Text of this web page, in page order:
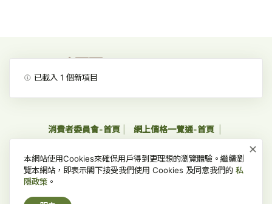
消費者委員會-首頁
網上價格一覽通-首頁
免責、版權及無障礙聲明
常見問題
已載入1 個新項目
本網站使用Cookies來確保用戶得到更理想的瀏覽體驗。繼續瀏
覽本網站，即表示閣下接受我們使用 Cookies 及同意我們的 私
隱政策。
×